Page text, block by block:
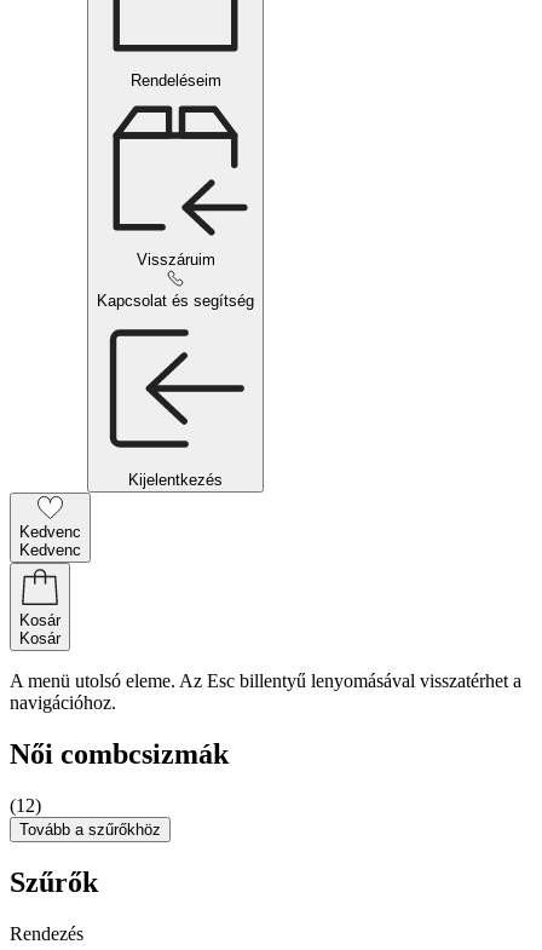
Rendeléseim
Visszáruim
Kapcsolat és segítség
Kijelentkezés
Kedvenc
Kedvenc
Kosár
Kosár
A menü utolsó eleme. Az Esc billentyű lenyomásával visszatérhet a
navigációhoz.
Női combcsizmák
(12)
Tovább a szűrőkhöz
Szűrők
Rendezés